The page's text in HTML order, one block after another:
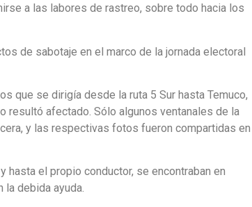
a las labores de rastreo, sobre todo hacia los
de sabotaje en el marco de la jornada electoral
que se dirigía desde la ruta 5 Sur hasta Temuco,
resultó afectado. Sólo algunos ventanales de la
y las respectivas fotos fueron compartidas en
hasta el propio conductor, se encontraban en
debida ayuda.